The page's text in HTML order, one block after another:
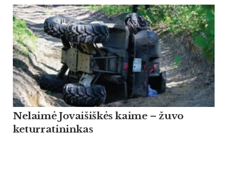
Nelaimė Jovaišiškės kaime – žuvo
keturratininkas